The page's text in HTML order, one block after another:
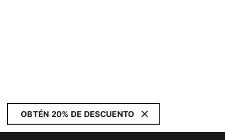
OBTÉN 20% DE DESCUENTO